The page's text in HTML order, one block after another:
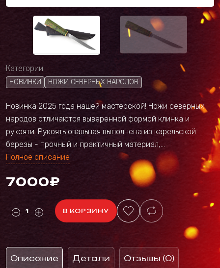
Категории:
НОВИНКИ НОЖИ СЕВЕРНЫХ НАРОДОВ
Новинка 2025 года нашей мастерской! Ножи северных
народов отличаются выверенной формой клинка и
рукояти. Рукоять овальная выполнена из карельской
березы - прочный и практичный материал,...
Полное описание
7000₽
В КОРЗИНУ
Описание Детали Отзывы (0)